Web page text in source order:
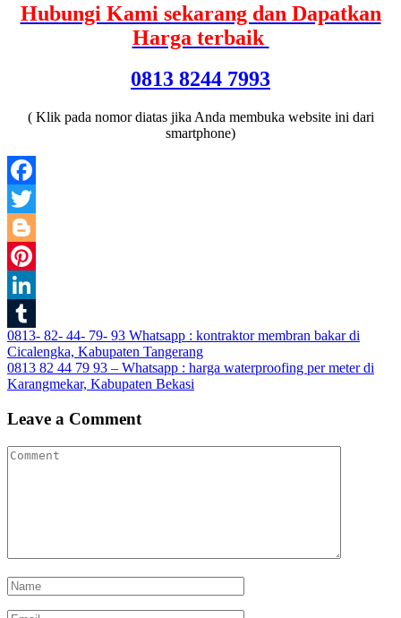
Hubungi Kami sekarang dan Dapatkan
Harga terbaik
0813 8244 7993
( Klik pada nomor diatas jika Anda membuka website ini dari
smartphone)
Facebook
Twitter
Blogger
Pinterest
LinkedIn
Tumblr
Post
navigation
0813- 82- 44- 79- 93 Whatsapp : kontraktor membran bakar di
Cicalengka, Kabupaten Tangerang
0813 82 44 79 93 – Whatsapp : harga waterproofing per meter di
Karangmekar, Kabupaten Bekasi
Leave a Comment